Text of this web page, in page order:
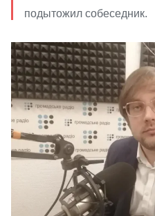
подытожил собеседник.